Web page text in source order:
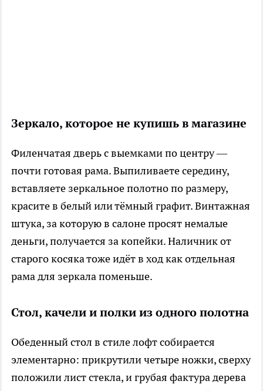
Зеркало, которое не купишь в магазине
Филенчатая дверь с выемками по центру —
почти готовая рама. Выпиливаете середину,
вставляете зеркальное полотно по размеру,
красите в белый или тёмный графит. Винтажная
штука, за которую в салоне просят немалые
деньги, получается за копейки. Наличник от
старого косяка тоже идёт в ход как отдельная
рама для зеркала поменьше.
Стол, качели и полки из одного полотна
Обеденный стол в стиле лофт собирается
элементарно: прикрутили четыре ножки, сверху
положили лист стекла, и грубая фактура дерева